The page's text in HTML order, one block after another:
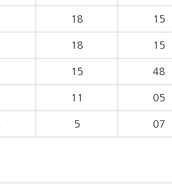
18 15
18 15
15 48
11 05
5 07